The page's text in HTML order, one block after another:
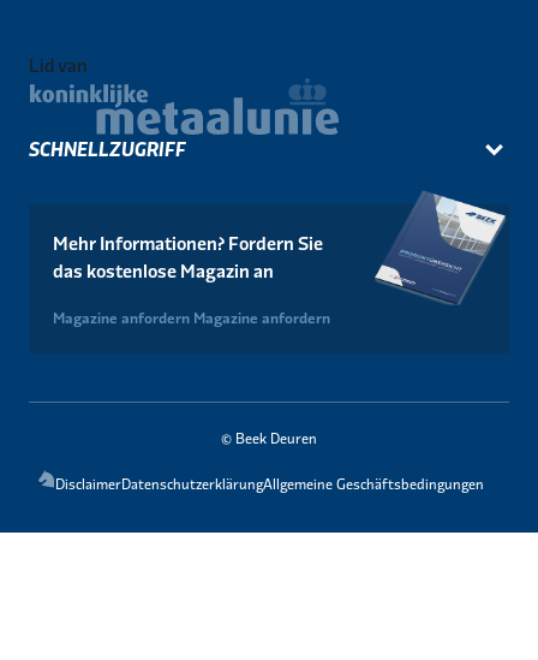
SCHNELLZUGRIFF
Lid van
Mehr Informationen? Fordern Sie
das kostenlose Magazin an
Magazine anfordern Magazine anfordern
© Beek Deuren
DisclaimerDatenschutzerklärungAllgemeine Geschäftsbedingungen